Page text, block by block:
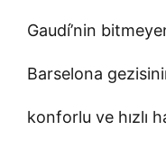
Gaudí’nin
Barselona
konforlu ve hızlı